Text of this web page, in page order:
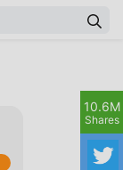
10.6M
Shares